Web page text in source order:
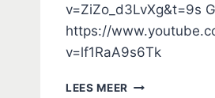
v=ZiZo_d3LvXg&t=9s
https://
v=lf1RaA9s6Tk
LEES MEER OPEN